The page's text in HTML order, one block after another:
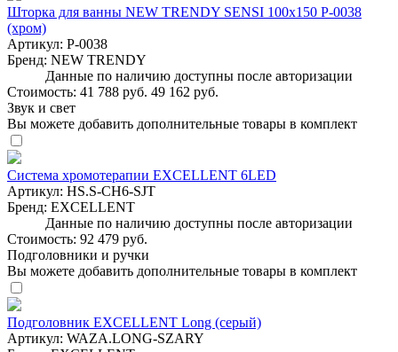
Шторка для ванны NEW TRENDY SENSI 100x150 P-0038
(хром)
Артикул: P-0038
Бренд: NEW TRENDY
Данные по наличию доступны после авторизации
Стоимость: 41 788 руб. 49 162 руб.
Звук и свет
Вы можете добавить дополнительные товары в комплект
Система хромотерапии EXCELLENT 6LED
Артикул: HS.S-CH6-SJT
Бренд: EXCELLENT
Данные по наличию доступны после авторизации
Стоимость: 92 479 руб.
Подголовники и ручки
Вы можете добавить дополнительные товары в комплект
Подголовник EXCELLENT Long (серый)
Артикул: WAZA.LONG-SZARY